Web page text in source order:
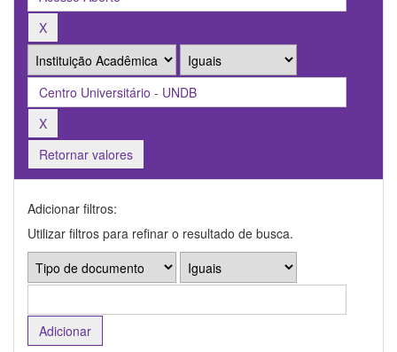
Retornar valores
Adicionar filtros:
Utilizar filtros para refinar o resultado de busca.